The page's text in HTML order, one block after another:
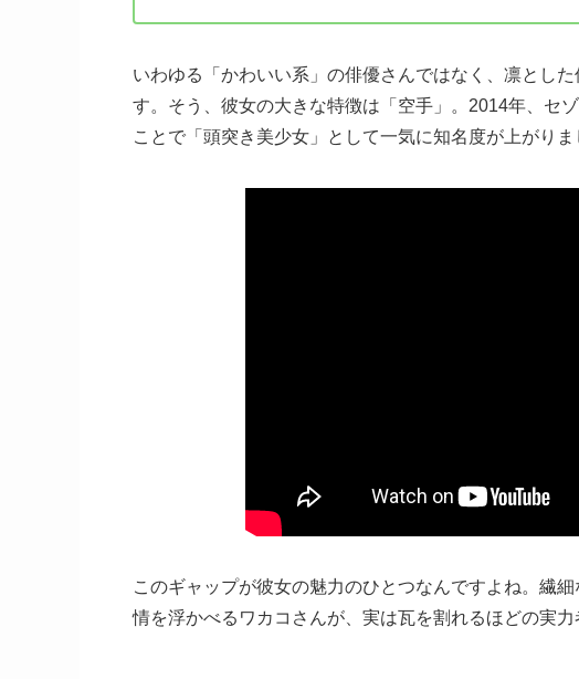
いわゆる「かわいい系」の俳優さんではなく、凛とし
す。そう、彼女の大きな特徴は「空手」。2014年、セ
ことで「頭突き美少女」として一気に知名度が上がりま
このギャップが彼女の魅力のひとつなんですよね。繊
情を浮かべるワカコさんが、実は瓦を割れるほどの実力